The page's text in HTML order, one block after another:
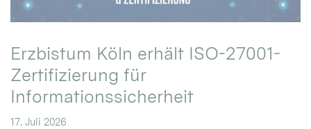
Erzbistum Köln erhält ISO-27001-
Zertifizierung für
Informationssicherheit
17. Juli 2026